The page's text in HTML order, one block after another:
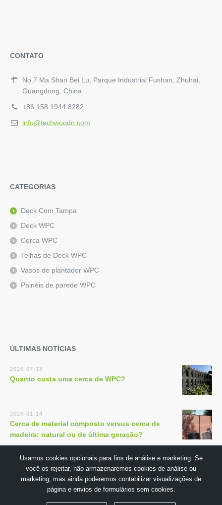
CONTATO
No.7 Ma Shan Bei Lu, Parque Industrial Fushan, Zhuhai,
Guangdong, China
+86 158 1944 8282
info@techwoodn.com
CATEGORIAS
Deck Com Tampa
Deck WPC
Cerca WPC
Telhas de Deck WPC
Vasos de plantador WPC
Painéis de parede WPC
ÚLTIMAS NOTÍCIAS
2026-07-13
Quanto custa uma cerca de WPC?
2026-01-14
Cerca de material composto versus cerca de
madeira: natural ou de última geração?
Copyright © 2018 por GuangDong TECHWOODN Co.,Ltd
Usamos cookies opcionais para fins de análise e marketing. Se
você os rejeitar, não armazenaremos cookies de análise ou
marketing, mas ainda poderemos contabilizar visualizações de
página e envios de formulários sem cookies.